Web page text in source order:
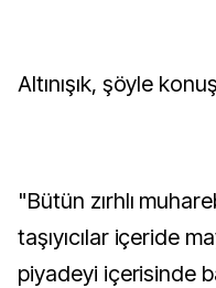
Altınışık, şöyle
"Bütün zırhlı
taşıyıcılar içeride
piyadeyi içerisinde